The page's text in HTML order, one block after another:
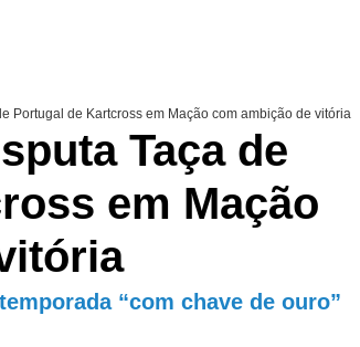
Portugal de Kartcross em Mação com ambição de vitória
Taça de
em Mação
“com chave de ouro”